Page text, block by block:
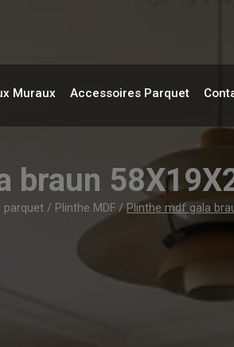
Muraux Accessoires Parquet
braun
parquet / Plinthe MDF /Plinthe mdf gala